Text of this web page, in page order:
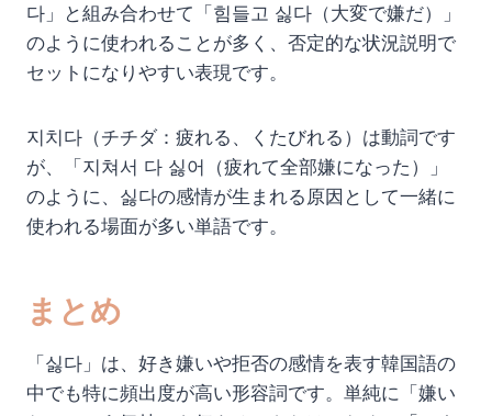
다」と組み合わせて「힘들고 싫다（大変で嫌だ）」
のように使われることが多く、否定的な状況説明で
セットになりやすい表現です。
지치다（チチダ：疲れる、くたびれる）は動詞です
が、「지쳐서 다 싫어（疲れて全部嫌になった）」
のように、싫다の感情が生まれる原因として一緒に
使われる場面が多い単語です。
まとめ
「싫다」は、好き嫌いや拒否の感情を表す韓国語の
中でも特に頻出度が高い形容詞です。単純に「嫌い